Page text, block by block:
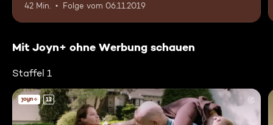
42 Min. Folge vom 06.11.2019
Mit Joyn+ ohne Werbung schauen
Staffel 1
12